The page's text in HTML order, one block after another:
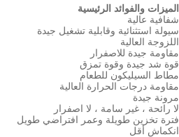
الميزات والفوائد الرئيسية
شفافية عالية
سيولة استثنائية وقابلية تشغيل جيدة
اللزوجة العالية
مقاومة جيدة للاصفرار
قوة شد جيدة وقوة تمزق
مطاط السيليكون للطعام
مقاومة درجات الحرارة العالية
مرونة جيدة
لا رائحة ، غير سامة ، لا اصفرار
فترة تخزين طويلة وعمر افتراضي طويل
انكماش أقل